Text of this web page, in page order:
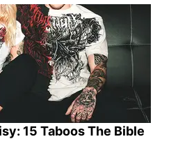
15 Taboos The Bible